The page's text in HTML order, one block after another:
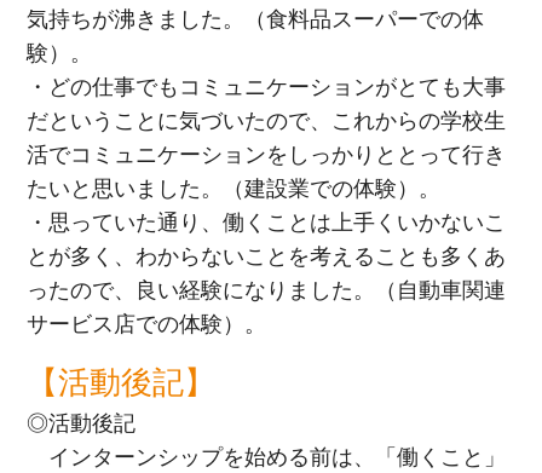
気持ちが沸きました。（食料品スーパーでの体
験）。
・どの仕事でもコミュニケーションがとても大事
だということに気づいたので、これからの学校生
活でコミュニケーションをしっかりととって行き
たいと思いました。（建設業での体験）。
・思っていた通り、働くことは上手くいかないこ
とが多く、わからないことを考えることも多くあ
ったので、良い経験になりました。（自動車関連
サービス店での体験）。
【活動後記】
◎活動後記
インターンシップを始める前は、「働くこと」